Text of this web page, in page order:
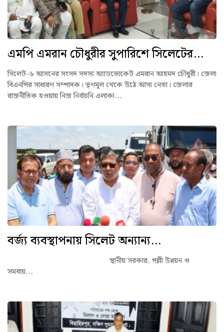
এমপি এমরান চৌধুরীর সুপারিশে সিলেটের...
সিলেট-৬ আসনের সংসদ সদস্য অ্যাডভোকেট এমরান আহমদ চৌধুরী। জেলা
বিএনপির সাধারণ সম্পাদক। তৃণমূল থেকে উঠে আসা নেতা। জেলার
রাজনীতিক হওয়ায় নিজ নির্বাচনি এলাকা...
বর্জ্য ব্যবস্থাপনায় সিলেট অন্যান্য...
স্থানীয় সরকার, পল্লী উন্নয়ন ও
সমবায়...